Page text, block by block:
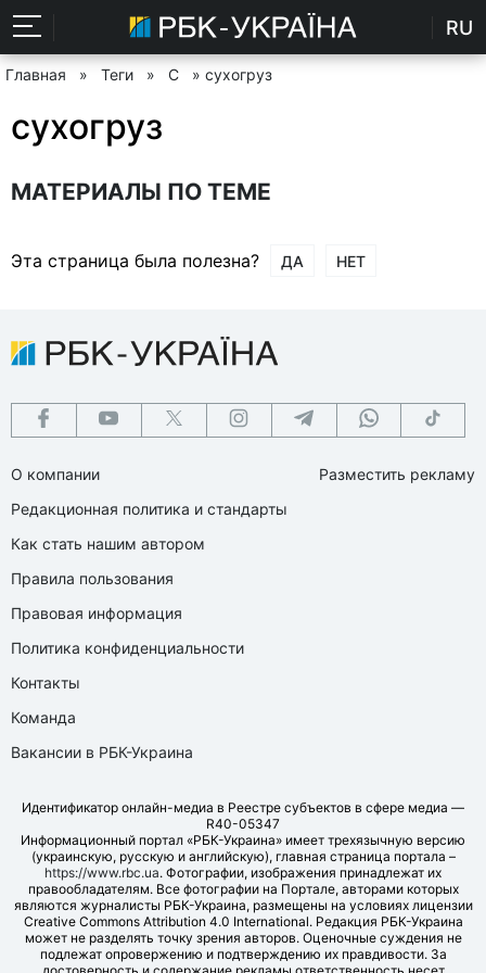
RU
Главная » Теги » С » сухогруз
сухогруз
МАТЕРИАЛЫ ПО ТЕМЕ
Эта страница была полезна? ДА НЕТ
О компании
Редакционная политика и стандарты
Как стать нашим автором
Правила пользования
Правовая информация
Политика конфиденциальности
Контакты
Команда
Вакансии в РБК-Украина
Разместить рекламу
Идентификатор онлайн-медиа в Реестре субъектов в сфере медиа —
R40-05347
Информационный портал «РБК-Украина» имеет трехязычную версию
(украинскую, русскую и английскую), главная страница портала –
https://www.rbc.ua. Фотографии, изображения принадлежат их
правообладателям. Все фотографии на Портале, авторами которых
являются журналисты РБК-Украина, размещены на условиях лицензии
Creative Commons Attribution 4.0 International. Редакция РБК-Украина
может не разделять точку зрения авторов. Оценочные суждения не
подлежат опровержению и подтверждению их правдивости. За